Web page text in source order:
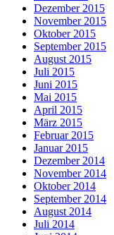
Dezember 2015
November 2015
Oktober 2015
September 2015
August 2015
Juli 2015
Juni 2015
Mai 2015
April 2015
März 2015
Februar 2015
Januar 2015
Dezember 2014
November 2014
Oktober 2014
September 2014
August 2014
Juli 2014